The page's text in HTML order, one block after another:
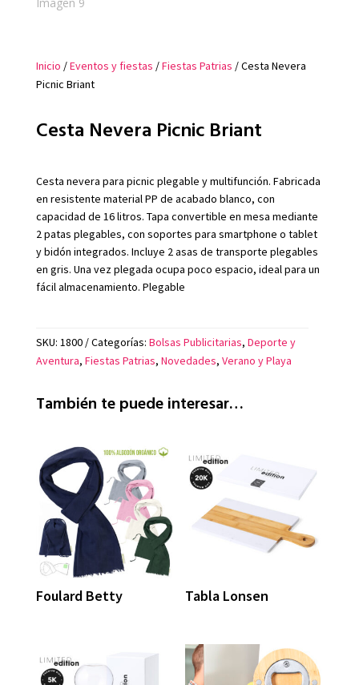
Inicio /Eventos y fiestas /Fiestas Patrias / Cesta Nevera
Picnic Briant
Cesta Nevera Picnic Briant
Cesta nevera para picnic plegable y multifunción. Fabricada
en resistente material PP de acabado blanco, con
capacidad de 16 litros. Tapa convertible en mesa mediante
2 patas plegables, con soportes para smartphone o tablet
y bidón integrados. Incluye 2 asas de transporte plegables
en gris. Una vez plegada ocupa poco espacio, ideal para un
fácil almacenamiento. Plegable
SKU: 1800 Categorías: Bolsas Publicitarias, Deporte y
Aventura, Fiestas Patrias, Novedades, Verano y Playa
También te puede interesar…
Foulard Betty Tabla Lonsen